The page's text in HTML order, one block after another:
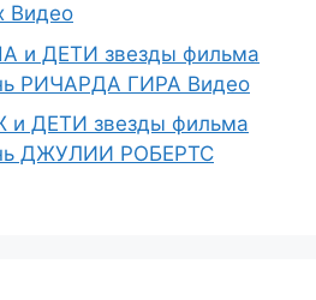
Видео
и ДЕТИ звезды фильма
РИЧАРДА ГИРА Видео
и ДЕТИ звезды фильма
ДЖУЛИИ РОБЕРТС